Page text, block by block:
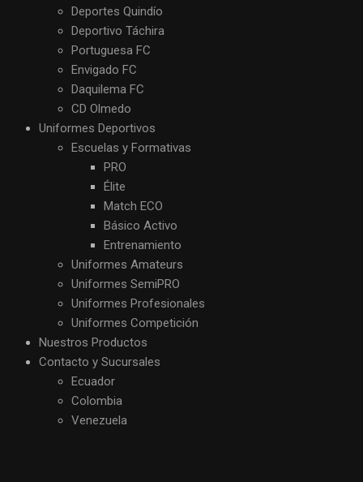
Deportes Quindío
Deportivo Táchira
Portuguesa FC
Envigado FC
Daquilema FC
CD Olmedo
Uniformes Deportivos
Escuelas y Formativas
PRO
Élite
Match ECO
Básico Activo
Entrenamiento
Uniformes Amateurs
Uniformes SemiPRO
Uniformes Profesionales
Uniformes Competición
Nuestros Productos
Contacto y Sucursales
Ecuador
Colombia
Venezuela